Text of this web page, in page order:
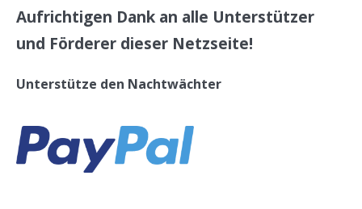
Aufrichtigen Dank an alle Unterstützer
und Förderer dieser Netzseite!
Unterstütze den Nachtwächter